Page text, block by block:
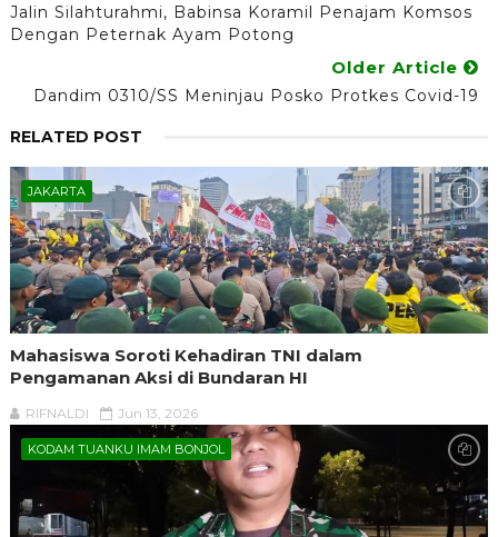
Jalin Silahturahmi, Babinsa Koramil Penajam Komsos
Dengan Peternak Ayam Potong
Older Article
Dandim 0310/SS Meninjau Posko Protkes Covid-19
RELATED POST
JAKARTA
Mahasiswa Soroti Kehadiran TNI dalam
Pengamanan Aksi di Bundaran HI
RIFNALDI Jun 13, 2026
KODAM TUANKU IMAM BONJOL